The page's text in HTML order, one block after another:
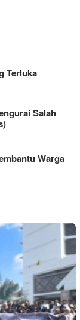
Terluka
Salah
Warga